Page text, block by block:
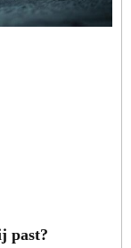
past?